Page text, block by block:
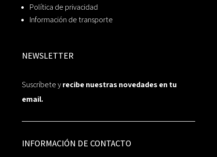
Política de privacidad
Información de transporte
NEWSLETTER
Suscríbete yrecibe nuestras novedades en tu
email.
INFORMACIÓN DE CONTACTO